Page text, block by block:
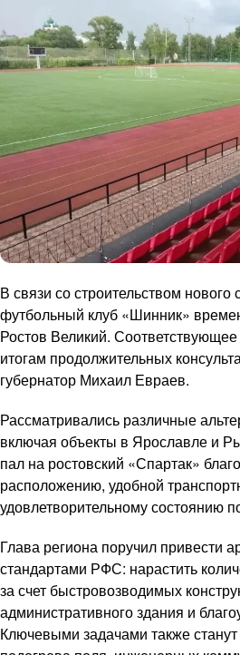
В связи со строительством
футбольный клуб «Шинник»
Ростов Великий.
итогам продолжительных
губернатор Михаил Евраев.
Рассматривались различные
включая объекты в Ярославле и
пал на ростовский «Спартак»
расположению, удобной
удовлетворительному состоянию
Глава региона поручил привести
стандартами РФС: нарастить
за счет быстровозводимых
административного здания и
Ключевыми задачами также